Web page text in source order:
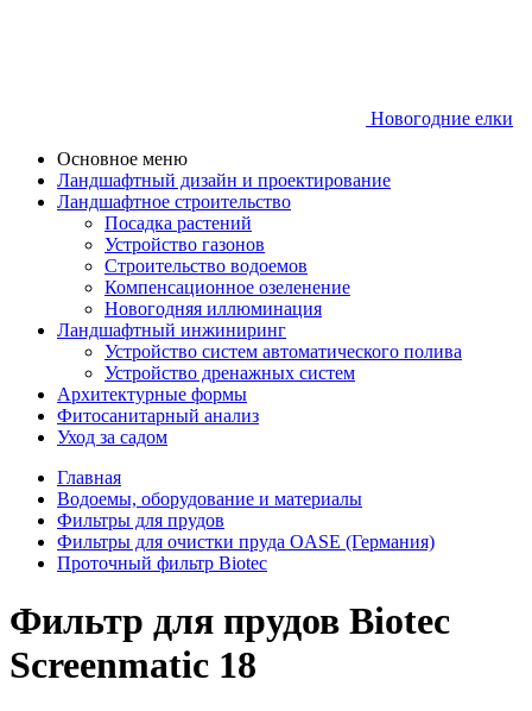
Новогодние елки
Основное меню
Ландшафтный дизайн и проектирование
Ландшафтное строительство
Посадка растений
Устройство газонов
Строительство водоемов
Компенсационное озеленение
Новогодняя иллюминация
Ландшафтный инжиниринг
Устройство систем автоматического полива
Устройство дренажных систем
Aрхитектурные формы
Фитосанитарный анализ
Уход за садом
Главная
Водоемы, оборудование и материалы
Фильтры для прудов
Фильтры для очистки пруда OASE (Германия)
Проточный фильтр Biotec
Фильтр для прудов Biotec
Screenmatic 18